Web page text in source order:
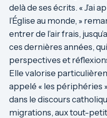
delà de ses écrits. « J’ai
l’Église au monde, »
entrer de l’air frais,
ces dernières années,
perspectives et réflexions
Elle valorise
appelé « les périphéries
dans le discours
migrations, aux tout-